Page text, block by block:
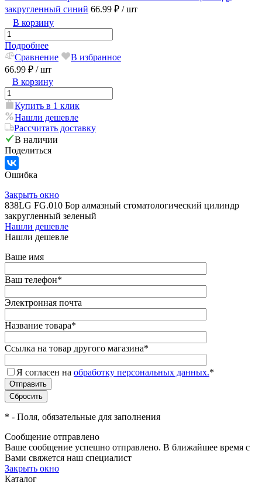
закругленный синий 66.99 ₽ / шт
В корзину
Подробнее
Сравнение
В избранное
66.99 ₽ / шт
В корзину
Купить в 1 клик
Нашли дешевле
Рассчитать доставку
В наличии
Поделиться
Ошибка
Закрыть окно
838LG FG.010 Бор алмазный стоматологический цилиндр
закругленный зеленый
Нашли дешевле
Нашли дешевле
Ваше имя
Ваш телефон*
Электронная почта
Название товара*
Ссылка на товар другого магазина*
Я согласен на обработку персональных данных.*
* - Поля, обязательные для заполнения
Сообщение отправлено
Ваше сообщение успешно отправлено. В ближайшее время с
Вами свяжется наш специалист
Закрыть окно
Каталог